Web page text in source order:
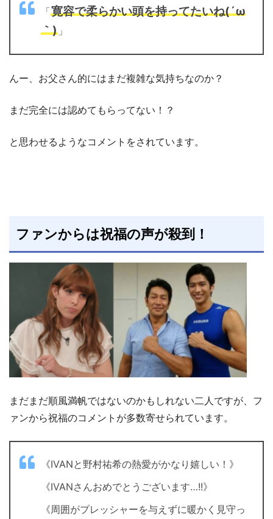
「寛容で柔らかい頭を持ってたいね(´ω
｀) 」
んー、お父さん的にはまだ複雑な気持ちなのか？
まだ完全には認めてもらってない！？
と思わせるようなコメントをされています。
ファンからは祝福の声が殺到！
まだまだ順風満帆ではないのかもしれない二人ですが、フ
ァンから祝福のコメントが多数寄せられています。
《IVANと野村祐希の熱愛がかなり嬉しい！》
《IVANさんおめでとうございます…!!》
《周囲がプレッシャーを与えずに暖かく見守っ